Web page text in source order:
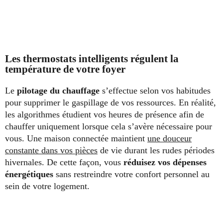
Les thermostats intelligents régulent la
température de votre foyer
Le pilotage du chauffage s’effectue selon vos habitudes
pour supprimer le gaspillage de vos ressources. En réalité,
les algorithmes étudient vos heures de présence afin de
chauffer uniquement lorsque cela s’avère nécessaire pour
vous. Une maison connectée maintient une douceur
constante dans vos pièces de vie durant les rudes périodes
hivernales. De cette façon, vous réduisez vos dépenses
énergétiques sans restreindre votre confort personnel au
sein de votre logement.